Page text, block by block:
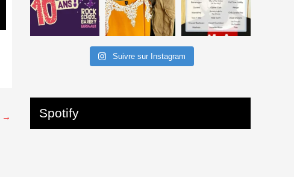
→
Suivre sur Instagram
Spotify